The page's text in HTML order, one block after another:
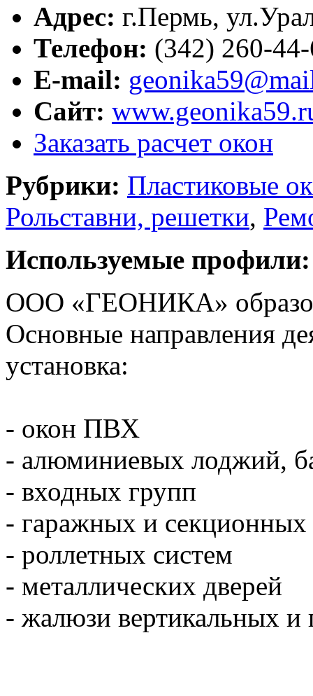
Адрес: г.Пермь,
Телефон: (342) 260-
E-mail:
Сайт:
Заказать расчет окон
Рубрики: Пластиковые
Рольставни, решетки,
Используемые профили:
ООО «ГЕОНИКА»
Основные направления
установка:
- окон ПВХ
- алюминиевых лоджий,
- входных групп
- гаражных и секционных
- роллетных систем
- металлических дверей
- жалюзи вертикальных и